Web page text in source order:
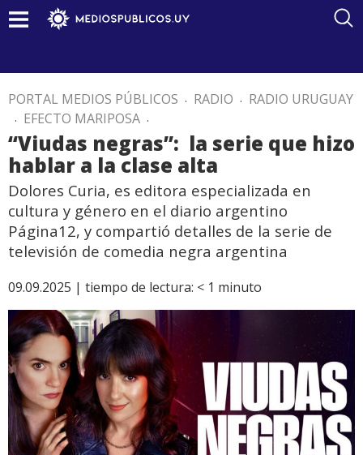
PORTAL MEDIOS PÚBLICOS . RADIO . RADIO URUGUAY
. EFECTO MARIPOSA .
“Viudas negras”: la serie que hizo
hablar a la clase alta
Dolores Curia, es editora especializada en
cultura y género en el diario argentino
Página12, y compartió detalles de la serie de
televisión de comedia negra argentina
09.09.2025 | tiempo de lectura: < 1 minuto